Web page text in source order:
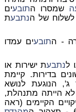
שמסרו התובעים
לשלוח של הנתבעת
- התובעים עמדו
לנתבעת ישירות או
בדירות. קיימת
הנוגעת לנושא
הייתה מתנהלת,
הקיימים (ראה